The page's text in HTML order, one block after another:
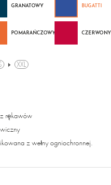
GRANATOWY BUGATTI
POMARAŃCZOWY CZERWONY
XXL
rękawów
z wełny ogniochronnej.